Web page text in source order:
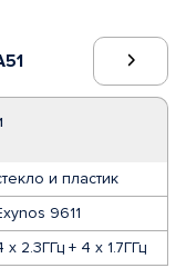
и пластик
9611
x 2.3ГГц + 4 x 1.7ГГц